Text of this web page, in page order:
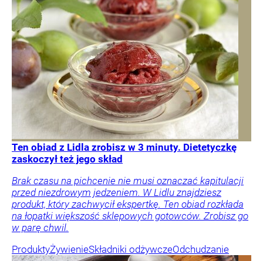
Ten obiad z Lidla zrobisz w 3 minuty. Dietetyczkę
zaskoczył też jego skład
Brak czasu na pichcenie nie musi oznaczać kapitulacji
przed niezdrowym jedzeniem. W Lidlu znajdziesz
produkt, który zachwycił ekspertkę. Ten obiad rozkłada
na łopatki większość sklepowych gotowców. Zrobisz go
w parę chwil.
ProduktyŻywienieSkładniki odżywczeOdchudzanie